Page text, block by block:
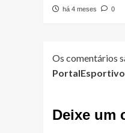
há 4 meses 0
Os comentários
Deixe um